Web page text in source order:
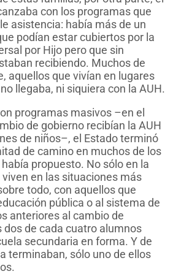
con los programas que
asistencia: había más de un
podían estar cubiertos por la
por Hijo pero que sin
recibiendo. Muchos de
aquellos que vivían en lugares
llegaba, ni siquiera con la AUH.
programas masivos –en el
de gobierno recibían la AUH
de niños–, el Estado terminó
de camino en muchos de los
propuesto. No sólo en la
en las situaciones más
todo, con aquellos que
pública o al sistema de
anteriores al cambio de
dos de cada cuatro alumnos
secundaria en forma. Y de
terminaban, sólo uno de ellos